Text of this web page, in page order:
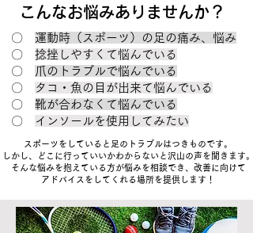
こんなお悩みありませんか？
〇 運動時（スポーツ）の足の痛み、悩み
〇 捻挫しやすくて悩んでいる
〇
爪のトラブルで悩んでいる
〇
タコ・魚の目が出来て悩んでいる
〇 靴が合わなくて悩んでいる
​〇
インソールを使用してみたい
スポーツをしていると足のトラブルはつきものです。
​しかし、どこに行っていいかわからないと沢山の声を聞きます。
​そんな悩みを抱えている方が悩みを相談でき、改善に向けて
アドバイスをしてくれる場所を提供します！